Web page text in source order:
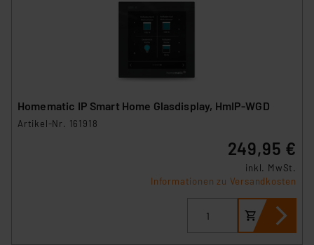
Homematic IP Smart Home Glasdisplay, HmIP-WGD
Artikel-Nr. 161918
249,95 €
inkl. MwSt.
Informationen zu Versandkosten